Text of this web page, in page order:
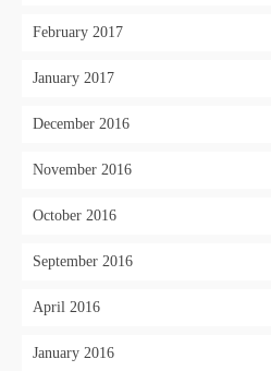
February 2017
January 2017
December 2016
November 2016
October 2016
September 2016
April 2016
January 2016